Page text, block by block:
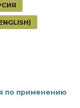
по применению